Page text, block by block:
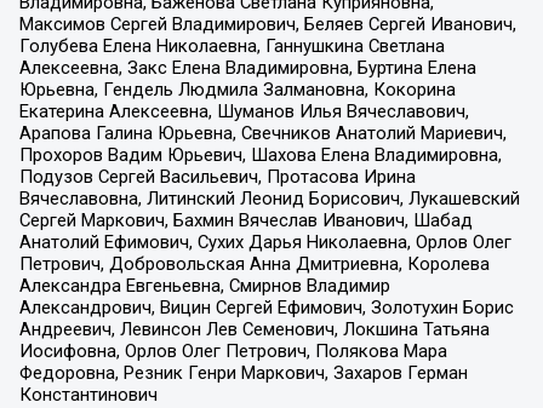
Максимов Сергей Владимирович, Беляев Сергей Иванович,
Голубева Елена Николаевна, Ганнушкина Светлана
Алексеевна, Закс Елена Владимировна, Буртина Елена
Юрьевна, Гендель Людмила Залмановна, Кокорина
Екатерина Алексеевна, Шуманов Илья Вячеславович,
Арапова Галина Юрьевна, Свечников Анатолий Мариевич,
Прохоров Вадим Юрьевич, Шахова Елена Владимировна,
Подузов Сергей Васильевич, Протасова Ирина
Вячеславовна, Литинский Леонид Борисович, Лукашевский
Сергей Маркович, Бахмин Вячеслав Иванович, Шабад
Анатолий Ефимович, Сухих Дарья Николаевна, Орлов Олег
Петрович, Добровольская Анна Дмитриевна, Королева
Александра Евгеньевна, Смирнов Владимир
Александрович, Вицин Сергей Ефимович, Золотухин Борис
Андреевич, Левинсон Лев Семенович, Локшина Татьяна
Иосифовна, Орлов Олег Петрович, Полякова Мара
Федоровна, Резник Генри Маркович, Захаров Герман
Константинович